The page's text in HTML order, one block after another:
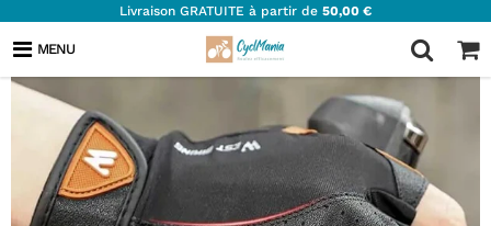
Livraison GRATUITE à partir de 50,00 €
MENU